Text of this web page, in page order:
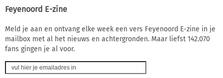
Feyenoord E-zine
Meld je aan en ontvang elke week een vers Feyenoord E-zine in je
mailbox met al het nieuws en achtergronden. Maar liefst 142.070
fans gingen je al voor.